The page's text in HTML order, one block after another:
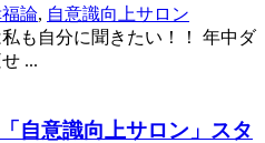
論, 自意識向上サロン
も自分に聞きたい！！ 年中ダ
...
自意識向上サロン」スタ